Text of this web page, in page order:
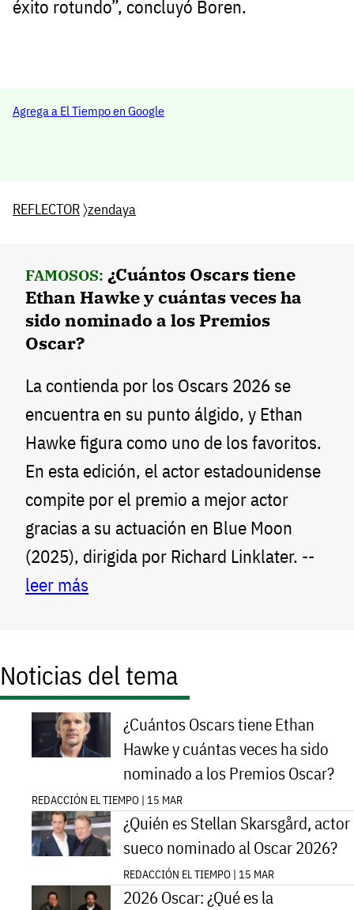
éxito rotundo”, concluyó Boren.
Agrega a El Tiempo en Google
REFLECTOR〉zendaya
FAMOSOS: ¿Cuántos Oscars tiene
Ethan Hawke y cuántas veces ha
sido nominado a los Premios
Oscar?
La contienda por los Oscars 2026 se
encuentra en su punto álgido, y Ethan
Hawke figura como uno de los favoritos.
En esta edición, el actor estadounidense
compite por el premio a mejor actor
gracias a su actuación en Blue Moon
(2025), dirigida por Richard Linklater. --
leer más
Noticias del tema
¿Cuántos Oscars tiene Ethan
Hawke y cuántas veces ha sido
nominado a los Premios Oscar?
REDACCIÓN EL TIEMPO | 15 MAR
¿Quién es Stellan Skarsgård, actor
sueco nominado al Oscar 2026?
REDACCIÓN EL TIEMPO | 15 MAR
2026 Oscar: ¿Qué es la